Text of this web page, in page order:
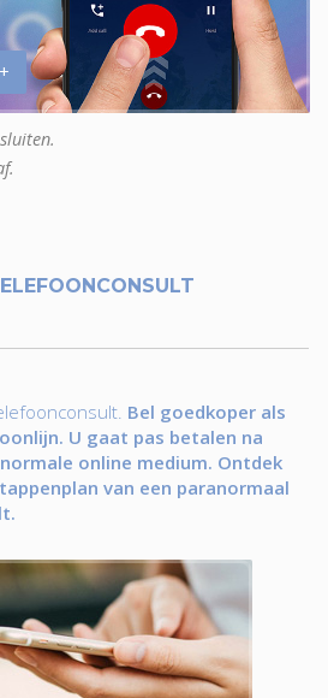
Bel goedkoper als
U gaat pas betalen na
online medium. Ontdek
van een paranormaal